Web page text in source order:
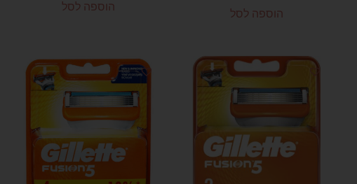
הוספה לסל
הוספה לסל